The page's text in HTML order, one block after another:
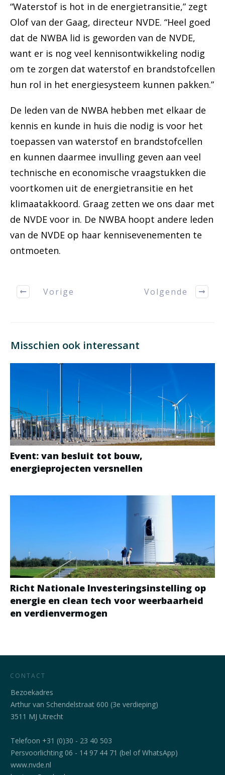
“Waterstof is hot in de energietransitie,” zegt
Olof van der Gaag, directeur NVDE. “Heel goed
dat de NWBA lid is geworden van de NVDE,
want er is nog veel kennisontwikkeling nodig
om te zorgen dat waterstof en brandstofcellen
hun rol in het energiesysteem kunnen pakken.”
De leden van de NWBA hebben met elkaar de
kennis en kunde in huis die nodig is voor het
toepassen van waterstof en brandstofcellen
en kunnen daarmee invulling geven aan veel
technische en economische vraagstukken die
voortkomen uit de energietransitie en het
klimaatakkoord. Graag zetten we ons daar met
de NVDE voor in. De NWBA hoopt andere leden
van de NVDE op haar kennisevenementen te
ontmoeten.
Vorige Volgende
Misschien ook interessant
Event: van besluit tot bouw,
energieprojecten versnellen
Richt Nationale Investeringsinstelling op
energie en clean tech voor weerbaarheid
en verdienvermogen
CONTACT
Bezoekadres
Arthur van Schendelstraat 600 (3e verdieping)
3511 MJ Utrecht
Telefoon +31 (0)30 - 23 40 503
Persvoorlichting 06 - 14 97 44 71 (bel of WhatsApp)
www.nvde.nl